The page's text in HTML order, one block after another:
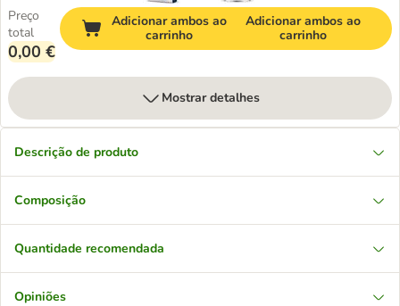
Preço
total
0,00 €
Adicionar ambos ao
carrinho
Adicionar ambos ao
carrinho
Mostrar detalhes
Descrição de produto
Composição
Quantidade recomendada
Opiniões